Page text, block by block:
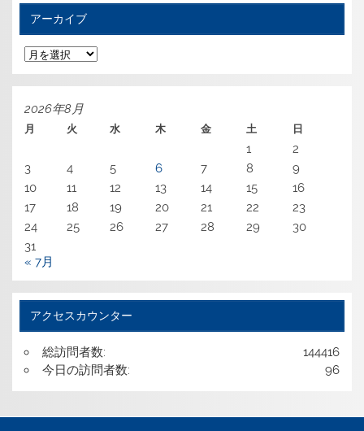
アーカイブ
ア
ー
カ
イ
2026年8月
月 火 水 木 金 土 日
1
2
3
4 5 6 7 8
9
10
11 12 13 14 15
16
17
18 19 20 21 22
23
24
25 26 27 28 29
30
31
« 7月
アクセスカウンター
144416
総訪問者数:
96
今日の訪問者数: